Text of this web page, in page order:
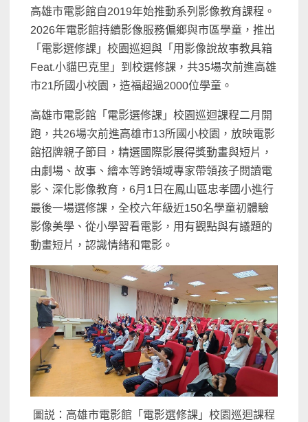
高雄市電影館自2019年始推動系列影像教育課程。
2026年電影館持續影像服務偏鄉與市區學童，推出
「電影選修課」校園巡迴與「用影像說故事教具箱
Feat.小貓巴克里」到校選修課，共35場次前進高雄
市21所國小校園，造福超過2000位學童。
高雄市電影館「電影選修課」校園巡迴課程二月開
跑，共26場次前進高雄市13所國小校園，放映電影
館招牌親子節目，精選國際影展得獎動畫與短片，
由劇場、故事、繪本等跨領域專家帶領孩子閱讀電
影、深化影像教育，6月1日在鳳山區忠孝國小進行
最後一場選修課，全校六年級近150名學童初體驗
影像美學、從小學習看電影，用有觀點與有議題的
動畫短片，認識情緒和電影。
圖説：高雄市電影館「電影選修課」校園巡迴課程